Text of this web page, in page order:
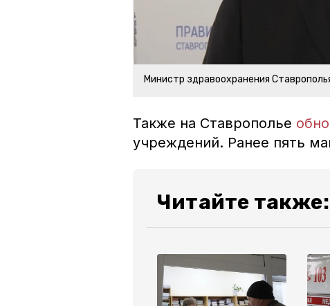
Министр здравоохранения
Также на Ставрополье
учреждений. Ранее пять
Читайте также: